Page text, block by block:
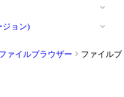
ジョン)
ァイルブラウザー
ファイルブ